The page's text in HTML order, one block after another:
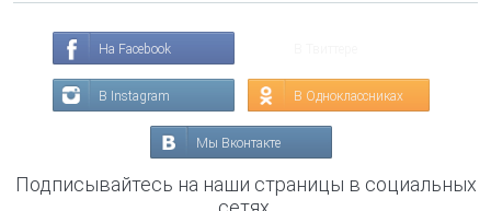
На Facebook
В Instagram В Одноклассниках
Мы Вконтакте
Подписывайтесь на наши страницы в социальных